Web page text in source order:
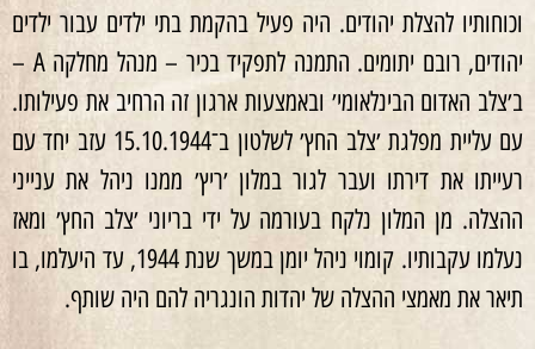
וכוחותיו להצלת יהודים. היה פעיל בהקמת בתי ילדים עבור ילדים
יהודים, רובם יתומים. התמנה לתפקיד בכיר – מנהל מחלקה A –
ב׳צלב האדום הבינלאומי׳ ובאמצעות ארגון זה הרחיב את פעילותו.
עם עליית מפלגת ׳צלב החץ׳ לשלטון ב־15.10.1944 עזב יחד עם
רעייתו את דירתו ועבר לגור במלון ׳ריץ׳ ממנו ניהל את ענייני
ההצלה. מן המלון נלקח בעורמה על ידי בריוני ׳צלב החץ׳ ומאז
נעלמו עקבותיו. קומוי ניהל יומן במשך שנת 1944, עד היעלמו, בו
תיאר את מאמצי ההצלה של יהדות הונגריה להם היה שותף.